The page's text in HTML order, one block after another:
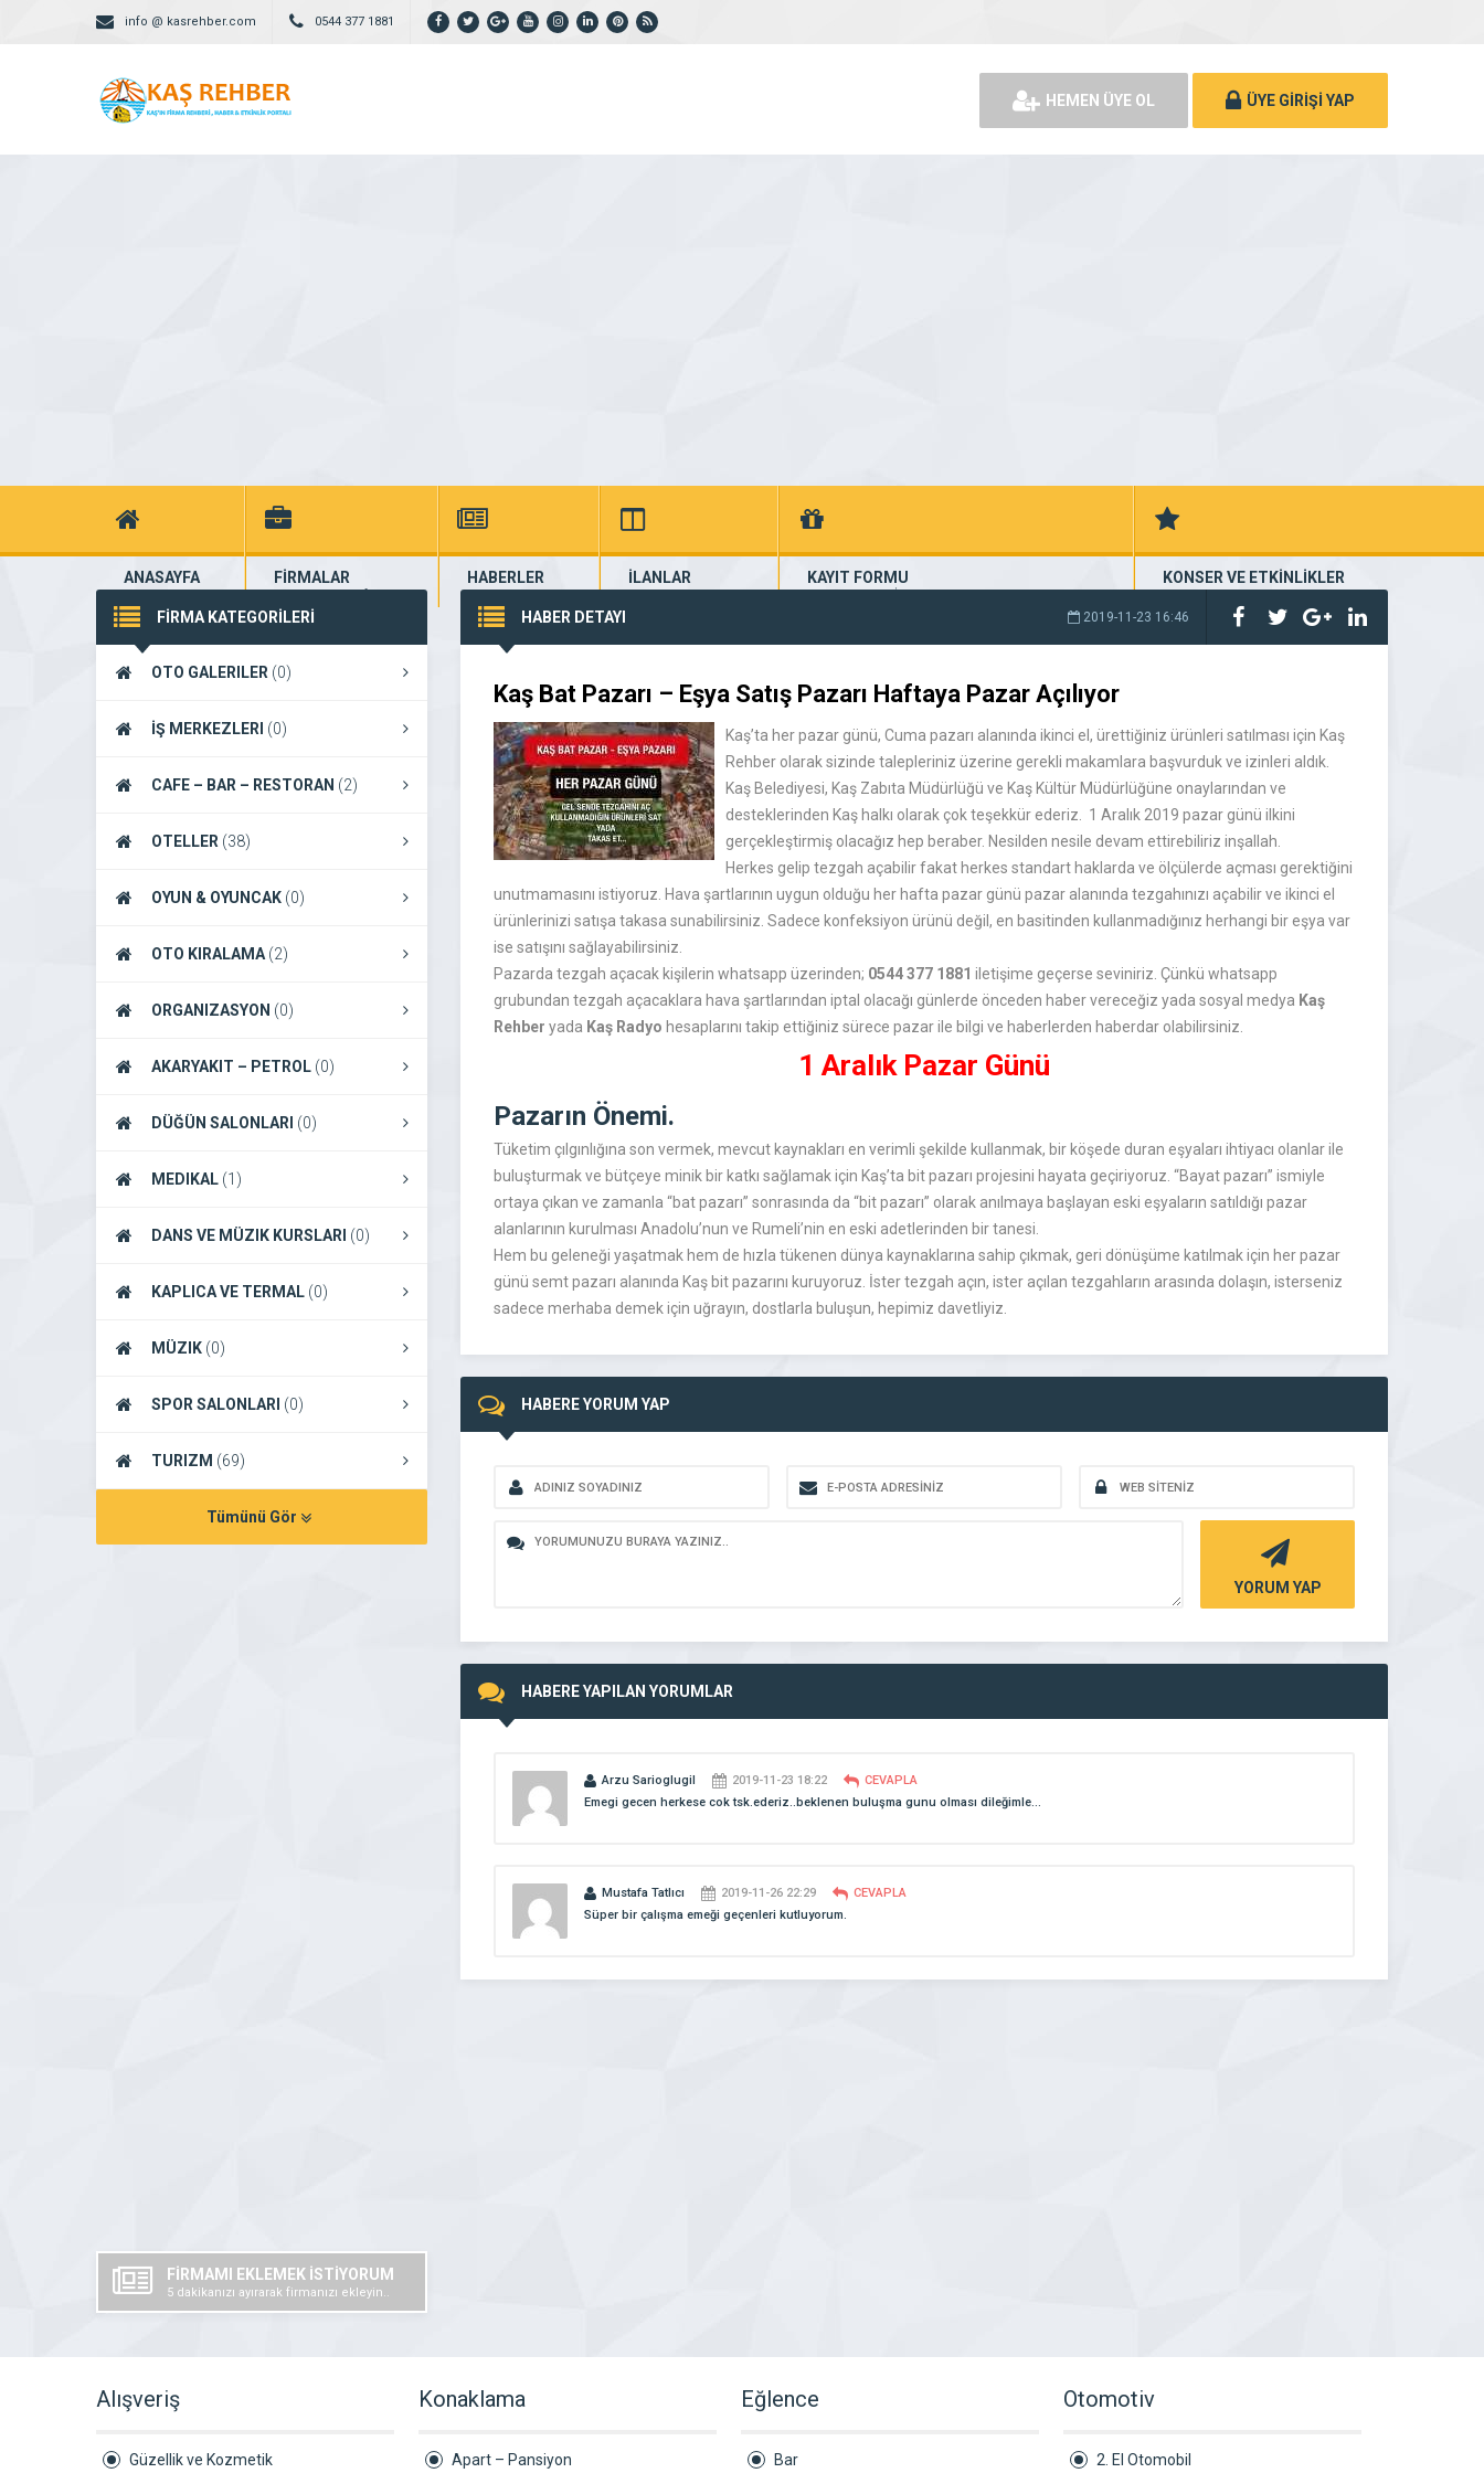
info @ kasrehber.com 0544 377 1881
HEMEN ÜYE OL ÜYE GİRİŞİ YAP
ANASAYFA
Kaş Portalı
FİRMALAR
yüzlerce kayıtlı firma
HABERLER
Kaş Haberleri...
İLANLAR
güncel seri ilanlar
KAYIT FORMU
Kayıt Formunu İndir, Doldur, Gönder, Kayıt Edelim
KONSER VE ETKİNLİKLER
konser ve etkinlik planları
FİRMA KATEGORİLERİ
OTO GALERILER (0)
İŞ MERKEZLERI (0)
CAFE – BAR – RESTORAN (2)
OTELLER (38)
OYUN & OYUNCAK (0)
OTO KIRALAMA (2)
ORGANIZASYON (0)
AKARYAKIT – PETROL (0)
DÜĞÜN SALONLARI (0)
MEDIKAL (1)
DANS VE MÜZIK KURSLARI (0)
KAPLICA VE TERMAL (0)
MÜZIK (0)
SPOR SALONLARI (0)
TURIZM (69)
Tümünü Gör
FİRMAMI EKLEMEK İSTİYORUM
5 dakikanızı ayırarak firmanızı ekleyin..
HABER DETAYI 2019-11-23 16:46
Kaş Bat Pazarı – Eşya Satış Pazarı Haftaya Pazar Açılıyor
Kaş’ta her pazar günü, Cuma pazarı alanında ikinci el, ürettiğiniz ürünleri satılması için Kaş
Rehber olarak sizinde talepleriniz üzerine gerekli makamlara başvurduk ve izinleri aldık.
Kaş Belediyesi, Kaş Zabıta Müdürlüğü ve Kaş Kültür Müdürlüğüne onaylarından ve
desteklerinden Kaş halkı olarak çok teşekkür ederiz. 1 Aralık 2019 pazar günü ilkini
gerçekleştirmiş olacağız hep beraber. Nesilden nesile devam ettirebiliriz inşallah.
Herkes gelip tezgah açabilir fakat herkes standart haklarda ve ölçülerde açması gerektiğini
unutmamasını istiyoruz. Hava şartlarının uygun olduğu her hafta pazar günü pazar alanında tezgahınızı açabilir ve ikinci el
ürünlerinizi satışa takasa sunabilirsiniz. Sadece konfeksiyon ürünü değil, en basitinden kullanmadığınız herhangi bir eşya var
ise satışını sağlayabilirsiniz.
Pazarda tezgah açacak kişilerin whatsapp üzerinden; 0544 377 1881 iletişime geçerse seviniriz. Çünkü whatsapp
grubundan tezgah açacaklara hava şartlarından iptal olacağı günlerde önceden haber vereceğiz yada sosyal medya Kaş
Rehber yada Kaş Radyo hesaplarını takip ettiğiniz sürece pazar ile bilgi ve haberlerden haberdar olabilirsiniz.
1 Aralık Pazar Günü
Pazarın Önemi.
Tüketim çılgınlığına son vermek, mevcut kaynakları en verimli şekilde kullanmak, bir köşede duran eşyaları ihtiyacı olanlar ile
buluşturmak ve bütçeye minik bir katkı sağlamak için Kaş’ta bit pazarı projesini hayata geçiriyoruz. “Bayat pazarı” ismiyle
ortaya çıkan ve zamanla “bat pazarı” sonrasında da “bit pazarı” olarak anılmaya başlayan eski eşyaların satıldığı pazar
alanlarının kurulması Anadolu’nun ve Rumeli’nin en eski adetlerinden bir tanesi.
Hem bu geleneği yaşatmak hem de hızla tükenen dünya kaynaklarına sahip çıkmak, geri dönüşüme katılmak için her pazar
günü semt pazarı alanında Kaş bit pazarını kuruyoruz. İster tezgah açın, ister açılan tezgahların arasında dolaşın, isterseniz
sadece merhaba demek için uğrayın, dostlarla buluşun, hepimiz davetliyiz.
HABERE YORUM YAP
YORUM YAP
HABERE YAPILAN YORUMLAR
Arzu Sarioglugil 2019-11-23 18:22
CEVAPLA
Emegi gecen herkese cok tsk.ederiz..beklenen buluşma gunu olması dileğimle…
Mustafa Tatlıcı 2019-11-26 22:29
CEVAPLA
Süper bir çalışma emeği geçenleri kutluyorum.
Alışveriş
Güzellik ve Kozmetik
Konaklama
Apart – Pansiyon
Eğlence
Bar
Otomotiv
2. El Otomobil